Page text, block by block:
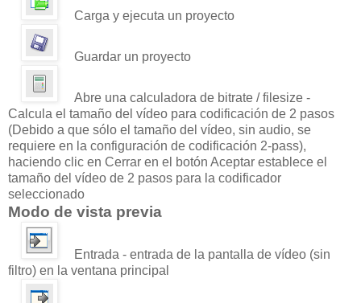
Carga y ejecuta un proyecto
Guardar un proyecto
Abre una calculadora de bitrate / filesize -
Calcula el tamaño del vídeo para codificación de 2 pasos
(Debido a que sólo el tamaño del vídeo, sin audio, se
requiere en la configuración de codificación 2-pass),
haciendo clic en Cerrar en el botón Aceptar establece el
tamaño del vídeo de 2 pasos para la codificador
seleccionado
Modo de vista previa
Entrada - entrada de la pantalla de vídeo (sin
filtro) en la ventana principal